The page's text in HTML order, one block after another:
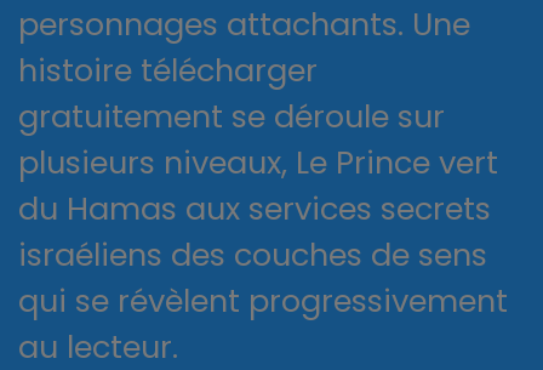
personnages attachants. Une
histoire télécharger
gratuitement se déroule sur
plusieurs niveaux, Le Prince vert
du Hamas aux services secrets
israéliens des couches de sens
qui se révèlent progressivement
au lecteur.